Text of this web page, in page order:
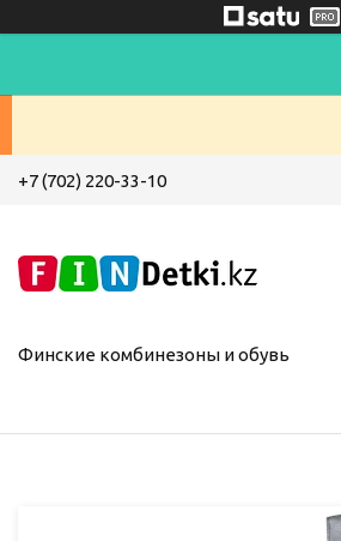
+7 (702) 220-33-10
Финские комбинезоны и обувь